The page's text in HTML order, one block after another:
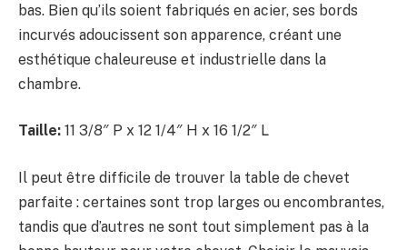
bas. Bien qu’ils soient fabriqués en acier, ses bords
incurvés adoucissent son apparence, créant une
esthétique chaleureuse et industrielle dans la
chambre.
Taille: 11 3/8″ P x 12 1/4″ H x 16 1/2″ L
Il peut être difficile de trouver la table de chevet
parfaite : certaines sont trop larges ou encombrantes,
tandis que d’autres ne sont tout simplement pas à la